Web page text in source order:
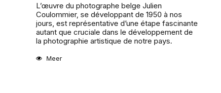
L’œuvre du photographe belge Julien
Coulommier, se développant de 1950 à nos
jours, est représentative d’une étape fascinante
autant que cruciale dans le développement de
la photographie artistique de notre pays.
Meer